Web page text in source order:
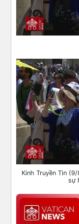
Kinh Truyền Tin
sự